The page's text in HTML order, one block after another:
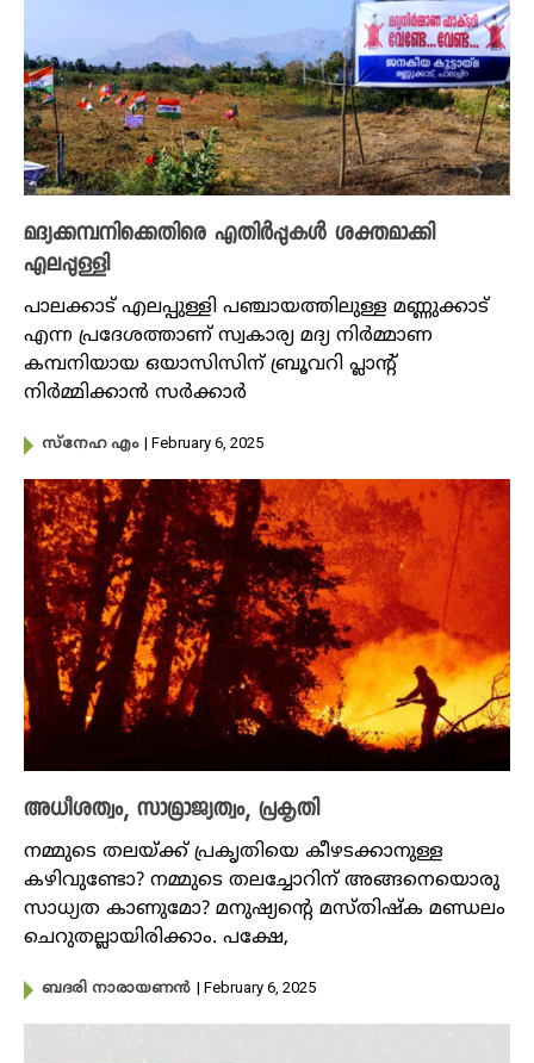
മദ്യക്കമ്പനിക്കെതിരെ എതിർപ്പുകൾ ശക്തമാക്കി
എലപ്പുള്ളി
പാലക്കാട് എലപ്പുള്ളി പഞ്ചായത്തിലുള്ള മണ്ണുക്കാട്
എന്ന പ്രദേശത്താണ് സ്വകാര്യ മദ്യ നിർമ്മാണ
കമ്പനിയായ ഒയാസിസിന് ബ്രൂവറി പ്ലാന്റ്
നിർമ്മിക്കാൻ സർക്കാർ
സ്നേഹ എം | February 6, 2025
അധീശത്വം, സാമ്രാജ്യത്വം, പ്രകൃതി
നമ്മുടെ തലയ്ക്ക് പ്രകൃതിയെ കീഴടക്കാനുള്ള
കഴിവുണ്ടോ? നമ്മുടെ തലച്ചോറിന് അങ്ങനെയൊരു
സാധ്യത കാണുമോ? മനുഷ്യന്റെ മസ്തിഷ്ക മണ്ഡലം
ചെറുതല്ലായിരിക്കാം. പക്ഷേ,
ബദരി നാരായണൻ | February 6, 2025